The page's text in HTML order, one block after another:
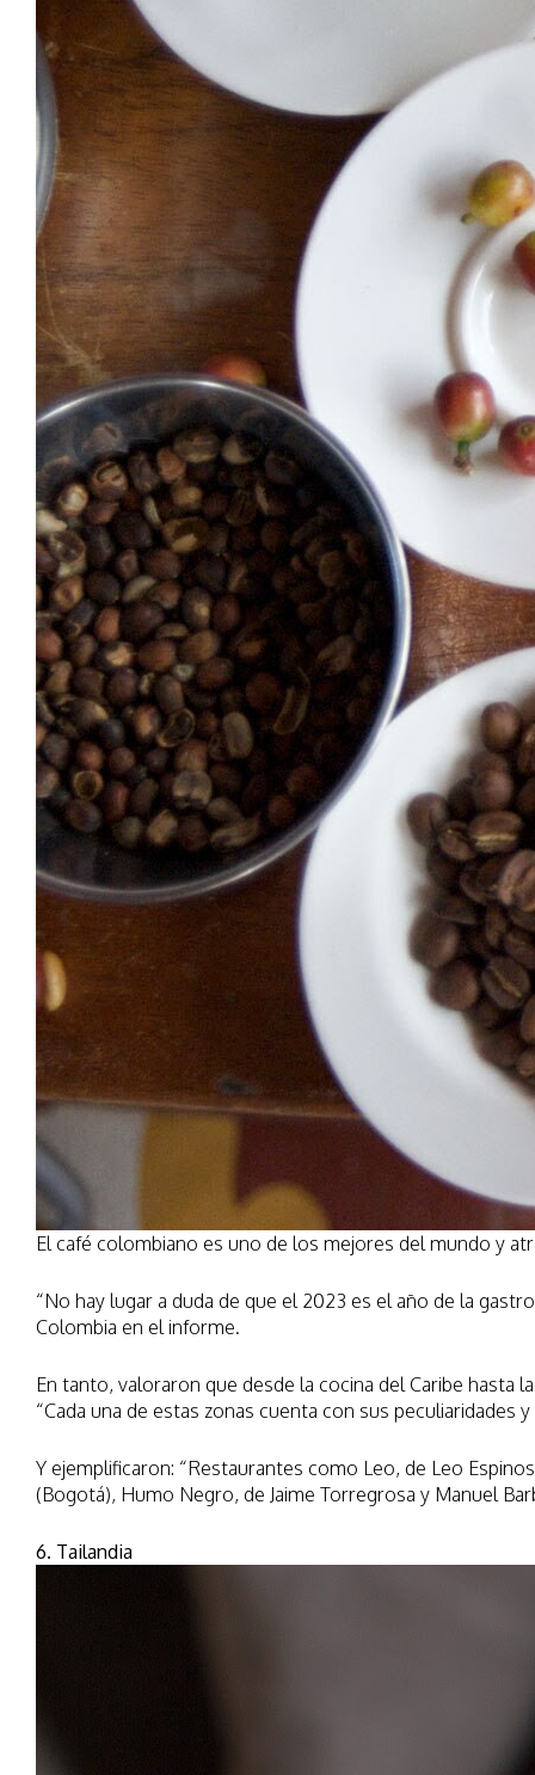
El café colombiano es uno de los mejores del mundo y
“No hay lugar a duda de que el 2023 es el año de la
Colombia en el informe.
En tanto, valoraron que desde la cocina del Caribe hasta
“Cada una de estas zonas cuenta con sus
Y ejemplificaron: “Restaurantes como Leo, de Leo
(Bogotá), Humo Negro, de Jaime Torregrosa y Manuel
6. Tailandia